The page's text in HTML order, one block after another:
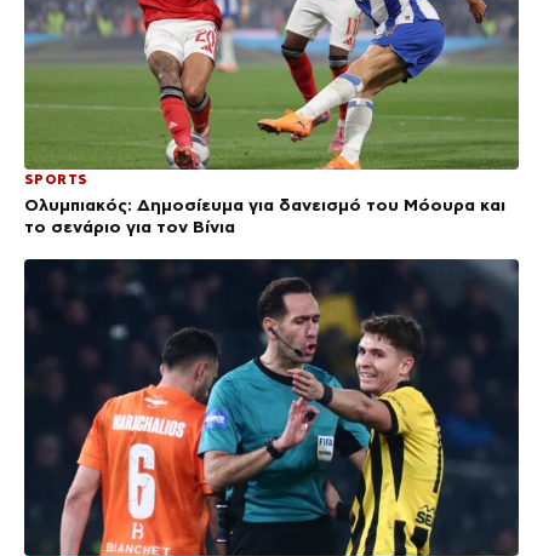
SPORTS
Ολυμπιακός: Δημοσίευμα για δανεισμό του Μόουρα και
το σενάριο για τον Βίνια